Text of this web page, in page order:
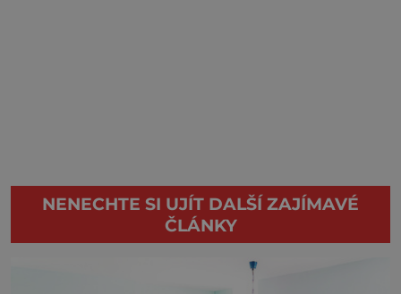
NENECHTE SI UJÍT DALŠÍ ZAJÍMAVÉ
ČLÁNKY